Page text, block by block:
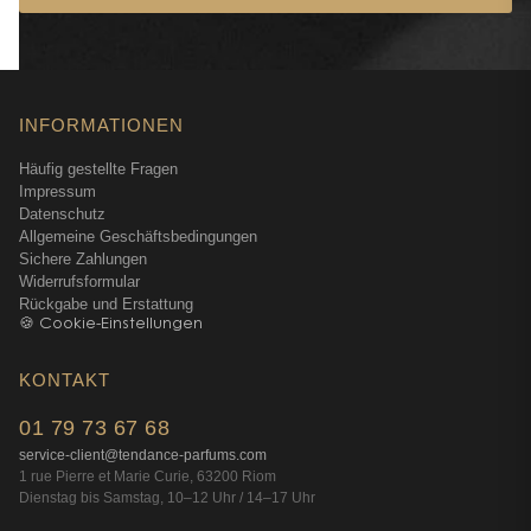
INFORMATIONEN
Häufig gestellte Fragen
Impressum
Datenschutz
Allgemeine Geschäftsbedingungen
Sichere Zahlungen
Widerrufsformular
Rückgabe und Erstattung
🍪 Cookie-Einstellungen
KONTAKT
01 79 73 67 68
service-client@tendance-parfums.com
1 rue Pierre et Marie Curie, 63200 Riom
Dienstag bis Samstag, 10–12 Uhr / 14–17 Uhr